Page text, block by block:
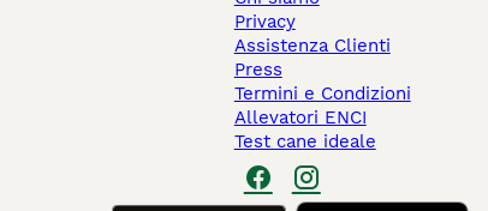
Privacy
Assistenza Clienti
Press
Termini e Condizioni
Allevatori ENCI
Test cane ideale